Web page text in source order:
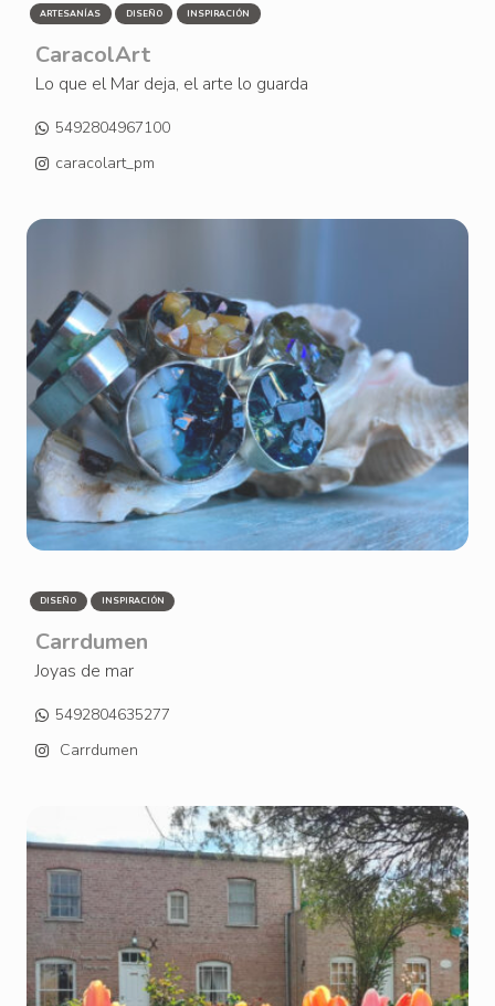
ARTESANÍAS DISEÑO INSPIRACIÓN
CaracolArt
Lo que el Mar deja, el arte lo guarda
5492804967100
caracolart_pm
DISEÑO INSPIRACIÓN
Carrdumen
Joyas de mar
5492804635277
Carrdumen